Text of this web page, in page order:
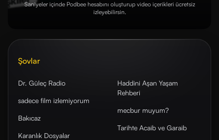
Saniyeler içinde Podbee hesabını oluşturup video içerikleri ücretsiz
izleyebilirsin.
Şovlar
Dr. Güleç Radio
sadece film izlemiyorum
Bakıcaz
Karanlık Dosyalar
Haddini Aşan Yaşam
Rehberi
mecbur muyum?
Tarihte Acaib ve Garaib